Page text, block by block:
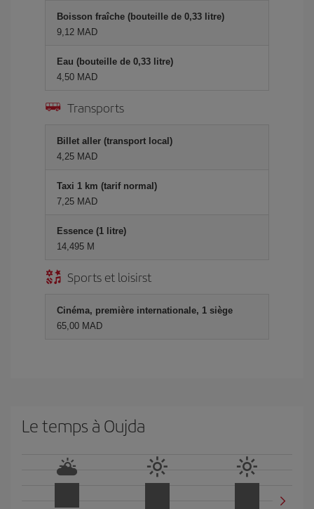
Boisson fraîche (bouteille de 0,33 litre)
9,12 MAD
Eau (bouteille de 0,33 litre)
4,50 MAD
Transports
Billet aller (transport local)
4,25 MAD
Taxi 1 km (tarif normal)
7,25 MAD
Essence (1 litre)
14,495 M
Sports et loisirst
Cinéma, première internationale, 1 siège
65,00 MAD
Le temps à Oujda